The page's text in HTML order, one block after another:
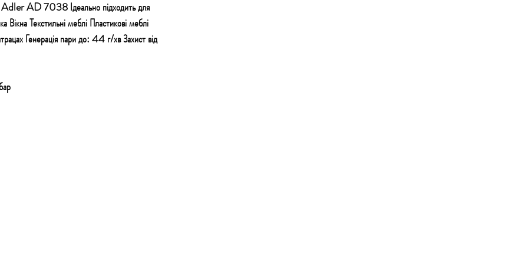
Adler AD 7038 Ідеально підходить для
Вікна Текстильні меблі Пластикові меблі
Генерація пари до: 44 г/хв Захист від